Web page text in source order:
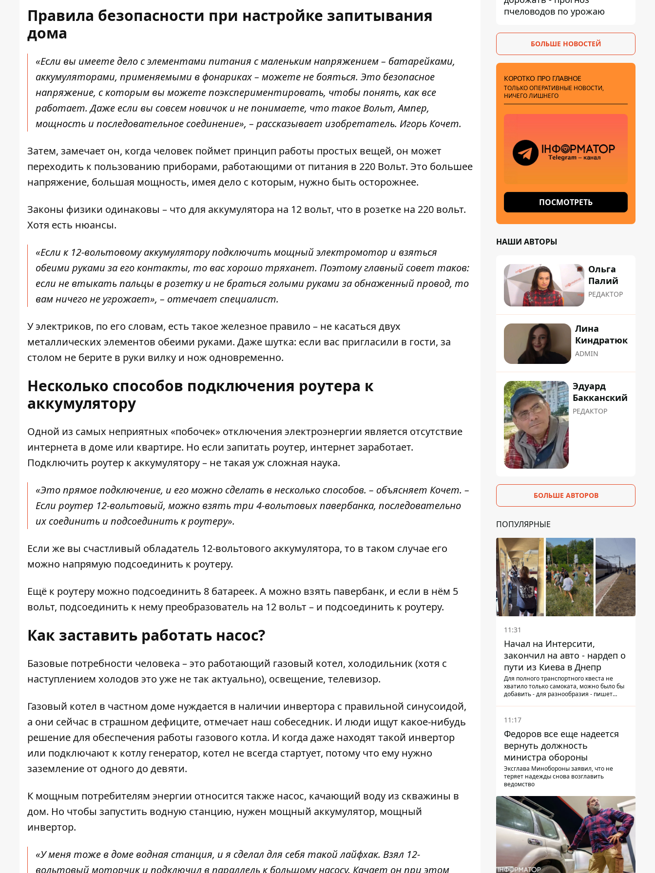
Правила безопасности при настройке запитывания
дома
«Если вы имеете дело с элементами питания с маленьким напряжением – батарейками,
аккумуляторами, применяемыми в фонариках – можете не бояться. Это безопасное
напряжение, с которым вы можете поэкспериментировать, чтобы понять, как все
работает. Даже если вы совсем новичок и не понимаете, что такое Вольт, Ампер,
мощность и последовательное соединение», – рассказывает изобретатель. Игорь Кочет.
Затем, замечает он, когда человек поймет принцип работы простых вещей, он может
переходить к пользованию приборами, работающими от питания в 220 Вольт. Это большее
напряжение, большая мощность, имея дело с которым, нужно быть осторожнее.
Законы физики одинаковы – что для аккумулятора на 12 вольт, что в розетке на 220 вольт.
Хотя есть нюансы.
«Если к 12-вольтовому аккумулятору подключить мощный электромотор и взяться
обеими руками за его контакты, то вас хорошо тряханет. Поэтому главный совет таков:
если не втыкать пальцы в розетку и не браться голыми руками за обнаженный провод, то
вам ничего не угрожает», – отмечает специалист.
У электриков, по его словам, есть такое железное правило – не касаться двух
металлических элементов обеими руками. Даже шутка: если вас пригласили в гости, за
столом не берите в руки вилку и нож одновременно.
Несколько способов подключения роутера к
аккумулятору
Одной из самых неприятных «побочек» отключения электроэнергии является отсутствие
интернета в доме или квартире. Но если запитать роутер, интернет заработает.
Подключить роутер к аккумулятору– не такая уж сложная наука.
«Это прямое подключение, и его можно сделать в несколько способов. – объясняет Кочет. –
Если роутер 12-вольтовый, можно взять три 4-вольтовых павербанка, последовательно
их соединить и подсоединить к роутеру».
Если же вы счастливый обладатель 12-вольтового аккумулятора, то в таком случае его
можно напрямую подсоединить к роутеру.
Ещё к роутеру можно подсоединить 8 батареек. А можно взять павербанк, и если в нём 5
вольт, подсоединить к нему преобразователь на 12 вольт – и подсоединить к роутеру.
Как заставить работать насос?
Базовые потребности человека – это работающий газовый котел, холодильник (хотя с
наступлением холодов это уже не так актуально), освещение, телевизор.
Газовый котел в частном доме нуждается в наличии инвертора с правильной синусоидой,
а они сейчас в страшном дефиците, отмечает наш собеседник. И люди ищут какое-нибудь
решение для обеспечения работы газового котла. И когда даже находят такой инвертор
или подключают к котлу генератор, котел не всегда стартует, потому что ему нужно
заземление от одного до девяти.
К мощным потребителям энергии относится также насос, качающий воду из скважины в
дом. Но чтобы запустить водную станцию, нужен мощный аккумулятор, мощный
инвертор.
«У меня тоже в доме водная станция, и я сделал для себя такой лайфхак. Взял 12-
вольтовый моторчик и подключил в параллель к большому насосу. Качает он при этом
пчеловодов по урожаю
БОЛЬШЕ НОВОСТЕЙ
КОРОТКО ПРО ГЛАВНОЕ
ТОЛЬКО ОПЕРАТИВНЫЕ НОВОСТИ,
НИЧЕГО ЛИШНЕГО
ПОСМОТРЕТЬ
НАШИ АВТОРЫ
Ольга
Палий
РЕДАКТОР
Лина
Киндратюк
ADMIN
Эдуард
Бакканский
РЕДАКТОР
БОЛЬШЕ АВТОРОВ
ПОПУЛЯРНЫЕ
11:31
Начал на Интерсити,
закончил на авто - нардеп о
пути из Киева в Днепр
Для полного транспортного квеста не
хватило только самоката, можно было бы
добавить - для разнообразия - пишет
11:17
Федоров все еще надеется
вернуть должность
министра обороны
Эксглава Минобороны заявил, что не
теряет надежды снова возглавить
ведомство